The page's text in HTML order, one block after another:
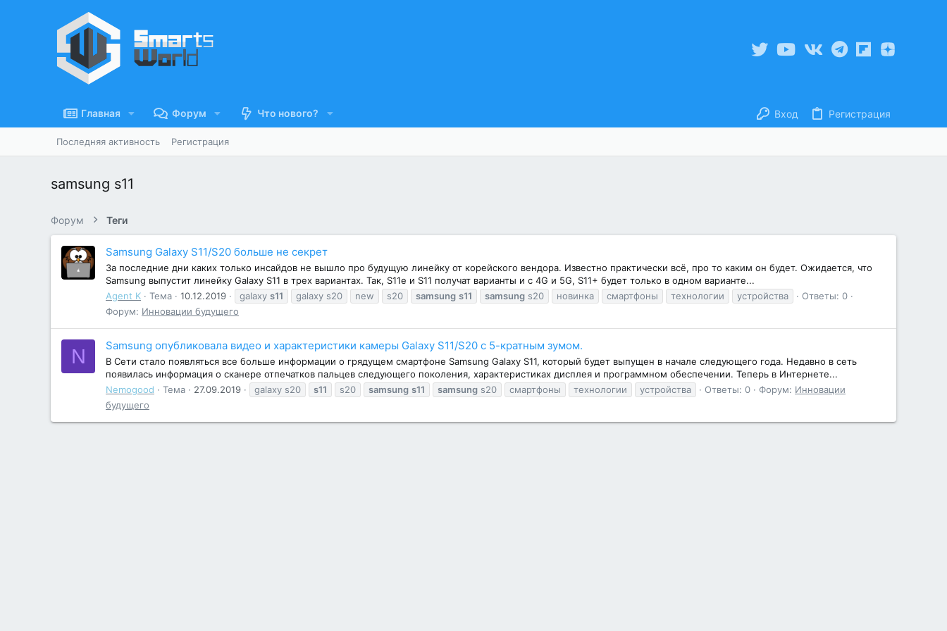
Главная Форум Что нового? Вход Регистрация
Последняя активность Регистрация
samsung s11
Форум Теги
Samsung Galaxy S11/S20 больше не секрет
За последние дни каких только инсайдов не вышло про будущую линейку от корейского вендора. Известно практически всё, про то каким он будет. Ожидается, что
Samsung выпустит линейку Galaxy S11 в трех вариантах. Так, S11e и S11 получат варианты и с 4G и 5G, S11+ будет только в одном варианте...
Agent K
Тема 10.12.2019 galaxy s11 galaxy s20 new s20 samsung s11 samsung s20 новинка смартфоны технологии устройства
Ответы: 0
Форум: Инновации будущего
N Samsung опубликовала видео и характеристики камеры Galaxy S11/S20 с 5-кратным зумом.
В Сети стало появляться все больше информации о грядущем смартфоне Samsung Galaxy S11, который будет выпущен в начале следующего года. Недавно в сеть
появилась информация о сканере отпечатков пальцев следующего поколения, характеристиках дисплея и программном обеспечении. Теперь в Интернете...
Nemogood
Тема 27.09.2019 galaxy s20 s11 s20 samsung s11 samsung s20 смартфоны технологии устройства Ответы: 0 Форум: Инновации
будущего